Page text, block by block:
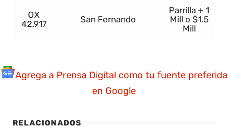
OX
42.917
San Fernando
Parrilla + 1
Mill o $1.5
Mill
Agrega a Prensa Digital como tu fuente preferida
en Google
RELACIONADOS